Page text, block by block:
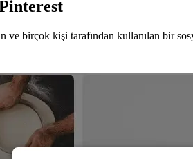
birçok kişi tarafından kullanılan bir